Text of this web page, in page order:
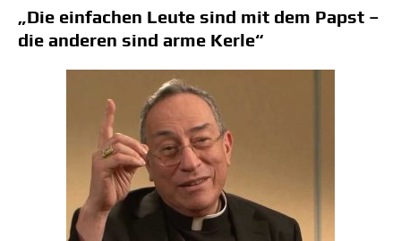
„Die einfachen Leute sind mit dem Papst –
die anderen sind arme Kerle“